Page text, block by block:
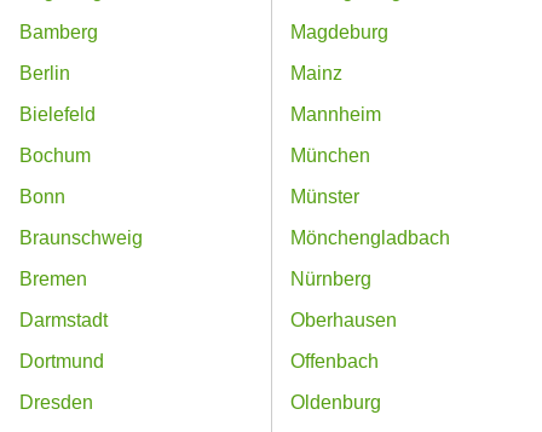
Bamberg
Berlin
Bielefeld
Bochum
Bonn
Braunschweig
Bremen
Darmstadt
Dortmund
Dresden
Magdeburg
Mainz
Mannheim
München
Münster
Mönchengladbach
Nürnberg
Oberhausen
Offenbach
Oldenburg